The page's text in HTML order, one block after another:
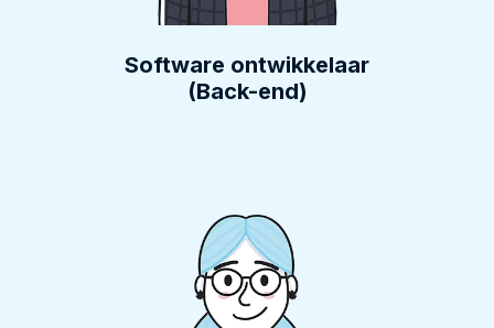
Software ontwikkelaar
(Back-end)